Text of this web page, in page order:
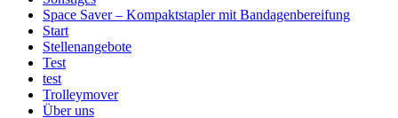
Space Saver – Kompaktstapler mit Bandagenbereifung
Start
Stellenangebote
Test
test
Trolleymover
Über uns